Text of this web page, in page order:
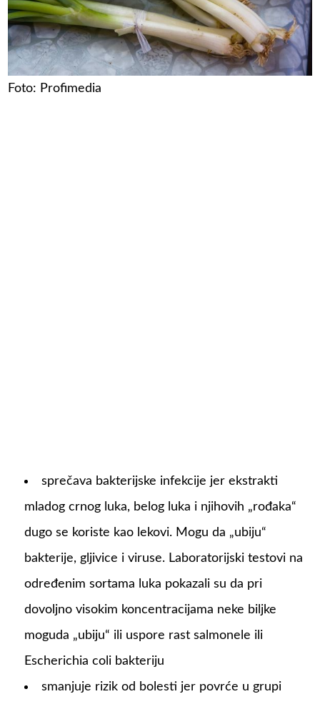
Foto: Profimedia
sprečava bakterijske infekcije jer ekstrakti
mladog crnog luka, belog luka i njihovih „rođaka“
dugo se koriste kao lekovi. Mogu da „ubiju“
bakterije, gljivice i viruse. Laboratorijski testovi na
određenim sortama luka pokazali su da pri
dovoljno visokim koncentracijama neke biljke
moguda „ubiju“ ili uspore rast salmonele ili
Escherichia coli bakteriju
smanjuje rizik od bolesti jer povrće u grupi